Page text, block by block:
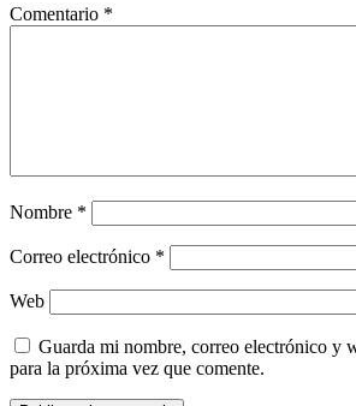
Comentario *
Nombre *
Correo electrónico *
Web
Guarda mi nombre, correo electrónico y
para la próxima vez que comente.